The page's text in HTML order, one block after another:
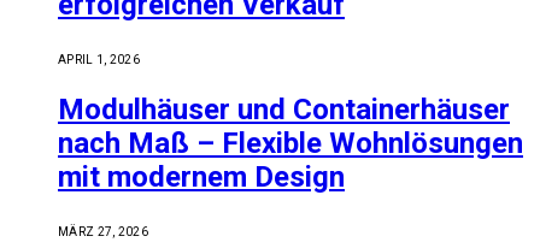
APRIL 1, 2026
Modulhäuser und Containerhäuser
nach Maß – Flexible Wohnlösungen
mit modernem Design
MÄRZ 27, 2026